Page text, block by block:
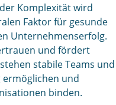
Komplexität wird
Faktor für gesunde
Unternehmenserfolg.
und fördert
stabile Teams und
ermöglichen und
binden.